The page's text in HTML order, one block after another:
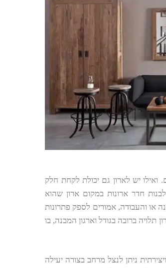
ואילו יש לארון גם יכולת לקחת חלק
חדר ארונות במקום ארון שהוא
או והעבודה, אמורים לספק פתרונות
תלויה ברובה בגודל וארגון המבנה, בו
ניתן לנצל מרחב בצורה יעילה